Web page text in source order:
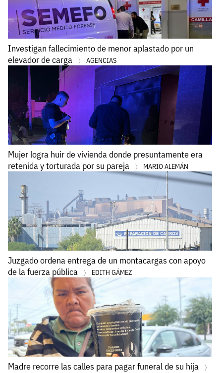
Investigan fallecimiento de menor aplastado por un
elevador de carga
AGENCIAS
Mujer logra huir de vivienda donde presuntamente era
retenida y torturada por su pareja
MARIO ALEMÁN
Juzgado ordena entrega de un montacargas con apoyo
de la fuerza pública
EDITH GÁMEZ
Madre recorre las calles para pagar funeral de su hija